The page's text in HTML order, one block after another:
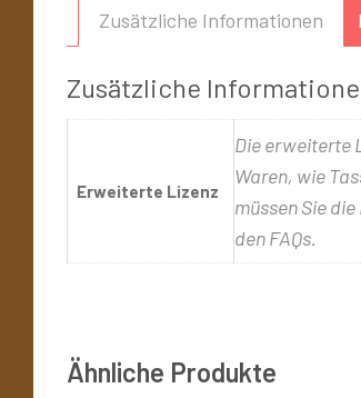
Zusätzliche Informationen
Zusätzliche
Erweiterte Lizenz
Die erweiterte
Waren, wie
müssen Sie
den FAQs.
Ähnliche Produkte